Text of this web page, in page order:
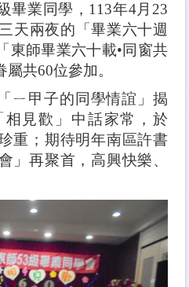
畢業同學，113年4月23
天兩夜的「畢業六十週
東師畢業六十載•同窗共
共60位參加。
ㄧ甲子的同學情誼」揭
相見歡」中話家常，於
重；期待明年南區許書
」再聚首，高興快樂、